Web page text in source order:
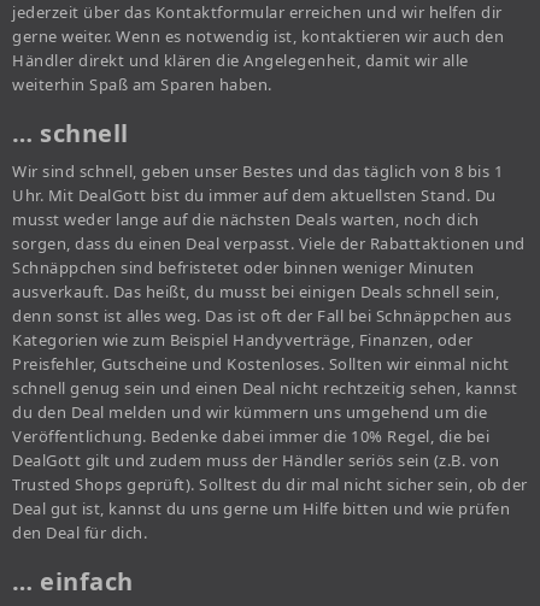
jederzeit über das Kontaktformular erreichen und wir helfen dir
gerne weiter. Wenn es notwendig ist, kontaktieren wir auch den
Händler direkt und klären die Angelegenheit, damit wir alle
weiterhin Spaß am Sparen haben.
… schnell
Wir sind schnell, geben unser Bestes und das täglich von 8 bis 1
Uhr. Mit DealGott bist du immer auf dem aktuellsten Stand. Du
musst weder lange auf die nächsten Deals warten, noch dich
sorgen, dass du einen Deal verpasst. Viele der Rabattaktionen und
Schnäppchen sind befristetet oder binnen weniger Minuten
ausverkauft. Das heißt, du musst bei einigen Deals schnell sein,
denn sonst ist alles weg. Das ist oft der Fall bei Schnäppchen aus
Kategorien wie zum Beispiel Handyverträge, Finanzen, oder
Preisfehler, Gutscheine und Kostenloses. Sollten wir einmal nicht
schnell genug sein und einen Deal nicht rechtzeitig sehen, kannst
du den Deal melden und wir kümmern uns umgehend um die
Veröffentlichung. Bedenke dabei immer die 10% Regel, die bei
DealGott gilt und zudem muss der Händler seriös sein (z.B. von
Trusted Shops geprüft). Solltest du dir mal nicht sicher sein, ob der
Deal gut ist, kannst du uns gerne um Hilfe bitten und wie prüfen
den Deal für dich.
… einfach